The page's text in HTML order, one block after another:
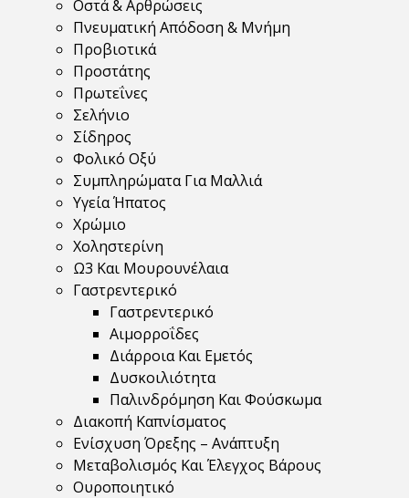
Οστά & Αρθρώσεις
Πνευματική Απόδοση & Μνήμη
Προβιοτικά
Προστάτης
Πρωτεΐνες
Σελήνιο
Σίδηρος
Φολικό Οξύ
Συμπληρώματα Για Μαλλιά
Υγεία Ήπατος
Χρώμιο
Χοληστερίνη
Ω3 Και Μουρουνέλαια
Γαστρεντερικό
Γαστρεντερικό
Αιμορροΐδες
Διάρροια Και Εμετός
Δυσκοιλιότητα
Παλινδρόμηση Και Φούσκωμα
Διακοπή Καπνίσματος
Ενίσχυση Όρεξης – Ανάπτυξη
Μεταβολισμός Και Έλεγχος Βάρους
Ουροποιητικό